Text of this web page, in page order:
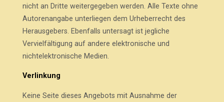
nicht an Dritte weitergegeben werden. Alle Texte ohne
Autorenangabe unterliegen dem Urheberrecht des
Herausgebers. Ebenfalls untersagt ist jegliche
Vervielfältigung auf andere elektronische und
nichtelektronische Medien.
Verlinkung
Keine Seite dieses Angebots mit Ausnahme der